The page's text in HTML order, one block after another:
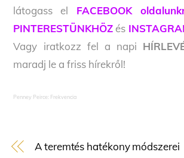
látogass el FACEBOOK
PINTERESTÜNKHÖZ és
Vagy iratkozz fel a napi
maradj le a friss hírekről!
Penney Peirce: Frekvencia
A teremtés hatékony módszerei